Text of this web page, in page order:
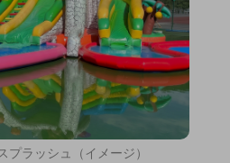
プラッシュ（イメージ）